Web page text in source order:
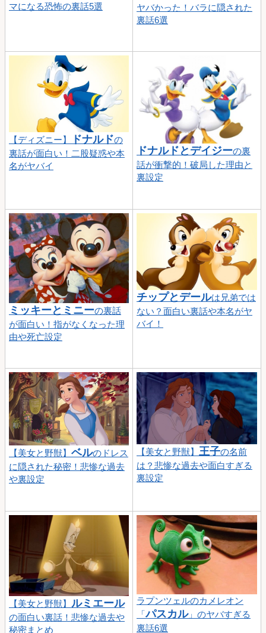
マになる恐怖の裏話5選
ヤバかった！バラに隠された
裏話6選
【ディズニー】 ドナルドの
裏話が面白い！二股疑惑や本
名がヤバイ
ドナルドとデイジーの裏
話が衝撃的！破局した理由と
裏設定
ミッキーとミニーの裏話
が面白い！指がなくなった理
由や死亡設定
チップとデールは兄弟では
ない？面白い裏話や本名がヤ
バイ！
【美女と野獣】 ベルのドレス
に隠された秘密！悲惨な過去
や裏設定
【美女と野獣】 王子の名前
は？悲惨な過去や面白すぎる
裏設定
【美女と野獣】 ルミエール
の面白い裏話！悲惨な過去や
秘密まとめ
ラプンツェルのカメレオン
「パスカル」のヤバすぎる
裏話6選